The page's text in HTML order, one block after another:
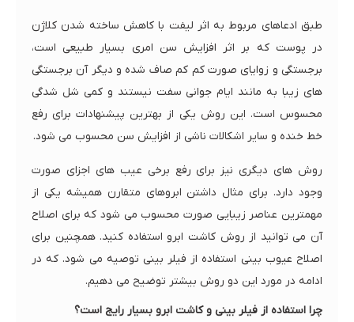
طبق ادعاهای مربوط به اثر لیفت با کاهش ساخته شدن کلاژن
در پوست که بر اثر افزایش سن امری بسیار طبیعی است،
برجستگی و زوایای صورت کم کم صاف شده و دیگر آن برجستگی
های زیبا به مانند ایام جوانی سفت نیستند و کمی شل شدگی
محسوس است. این روش یکی از بهترین پیشنهادات برای رفع
خط خنده و سایر اشکالات ناشی از افزایش سن محسوب می شود.
روش های دیگری نیز برای رفع برخی عیب های اجزای صورت
وجود دارد. برای مثال داشتن ابروهای متقارن همیشه یکی از
مهمترین عناصر زیبایی صورت محسوب می شود که برای اصلاح
آن می توانید از روش کاشت ابرو استفاده کنید. همچنین برای
اصلاح عیوب بینی استفاده از فیلر بینی توصیه می شود. که در
ادامه در مورد این دو روش بیشتر توضیح می دهیم.
چرا استفاده از فیلر بینی و کاشت ابرو بسیار رایج است؟